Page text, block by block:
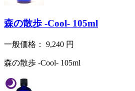
森の散歩 -Cool- 105ml
一般価格： 9,240 円
森の散歩 -Cool- 105ml